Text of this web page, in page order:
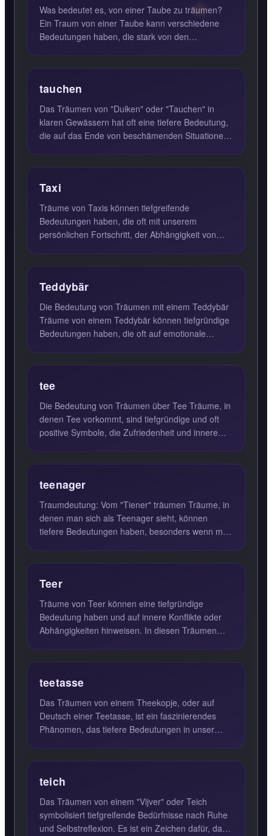
Was bedeutet es, von einer Taube zu träumen?
Ein Traum von einer Taube kann verschiedene
Bedeutungen haben, die stark von den
tauchen
Das Träumen von "Duiken" oder "Tauchen" in
klaren Gewässern hat oft eine tiefere Bedeutung,
die auf das Ende von beschämenden Situationen
Taxi
Träume von Taxis können tiefgreifende
Bedeutungen haben, die oft mit unserem
persönlichen Fortschritt, der Abhängigkeit von
Teddybär
Die Bedeutung von Träumen mit einem Teddybär
Träume von einem Teddybär können tiefgründige
Bedeutungen haben, die oft auf emotionale
tee
Die Bedeutung von Träumen über Tee Träume, in
denen Tee vorkommt, sind tiefgründige und oft
positive Symbole, die Zufriedenheit und innere
teenager
Traumdeutung: Vom "Tiener" träumen Träume, in
denen man sich als Teenager sieht, können
tiefere Bedeutungen haben, besonders wenn man
Teer
Träume von Teer können eine tiefgründige
Bedeutung haben und auf innere Konflikte oder
Abhängigkeiten hinweisen. In diesen Träumen
teetasse
Das Träumen von einem Theekopje, oder auf
Deutsch einer Teetasse, ist ein faszinierendes
Phänomen, das tiefere Bedeutungen in unser
teich
Das Träumen von einem "Vijver" oder Teich
symbolisiert tiefgreifende Bedürfnisse nach Ruhe
und Selbstreflexion. Es ist ein Zeichen dafür, dass